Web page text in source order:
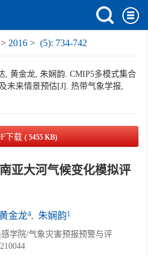
> 2016 > (5): 734-742
, 黄金龙, 朱娴韵. CMIP5多模式集合
未来情景预估[J]. 热带气象学报,
下载 ( 5455 KB)
亚大河气候变化模拟评
金龙4, 朱娴韵1
学院/气象灾害预报预警与评